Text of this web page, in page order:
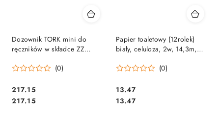
Dozownik TORK mini do
ręczników w składce ZZ
(0)
Cena:
217.15
Cena:
217.15
Papier toaletowy (12rolek)
biały, celuloza, 2w, 14,3m,
(0)
Cena:
13.47
Cena:
13.47